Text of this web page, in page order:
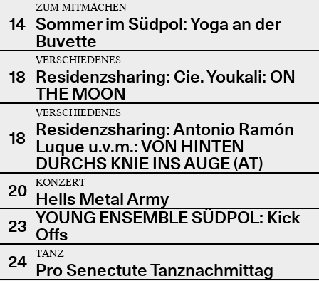
14
ZUM MITMACHEN
Sommer im Südpol: Yoga an der
Buvette
18
VERSCHIEDENES
Residenzsharing: Cie. Youkali: ON
THE MOON
18
VERSCHIEDENES
Residenzsharing: Antonio Ramón
Luque u.v.m.: VON HINTEN
DURCHS KNIE INS AUGE (AT)
20
KONZERT
Hells Metal Army
23 YOUNG ENSEMBLE SÜDPOL: Kick
Offs
24
TANZ
Pro Senectute Tanznachmittag